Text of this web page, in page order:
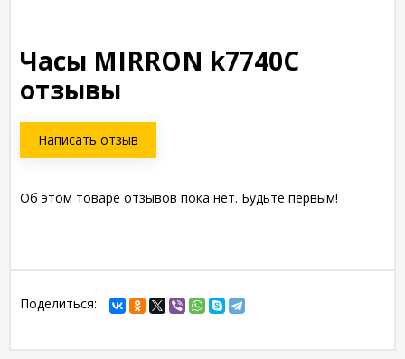
Часы MIRRON k7740С
отзывы
Написать отзыв
Об этом товаре отзывов пока нет. Будьте первым!
Поделиться: